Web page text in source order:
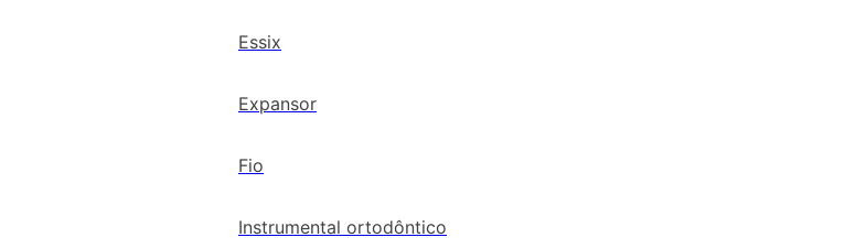
Essix
Expansor
Fio
Instrumental ortodôntico